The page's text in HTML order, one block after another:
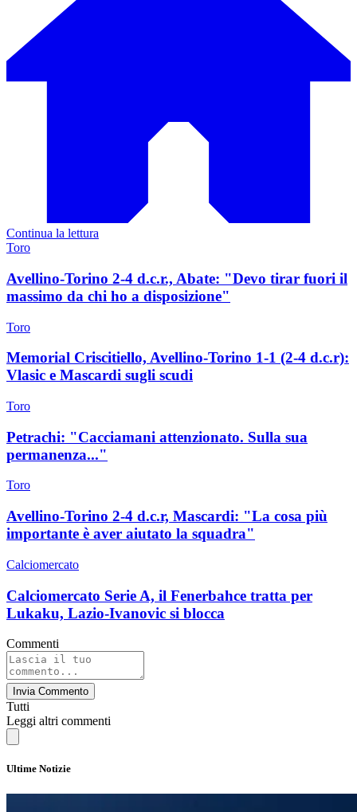
Continua la lettura
Toro
Avellino-Torino 2-4 d.c.r., Abate: "Devo tirar fuori il
massimo da chi ho a disposizione"
Toro
Memorial Criscitiello, Avellino-Torino 1-1 (2-4 d.c.r):
Vlasic e Mascardi sugli scudi
Toro
Petrachi: "Cacciamani attenzionato. Sulla sua
permanenza..."
Toro
Avellino-Torino 2-4 d.c.r, Mascardi: "La cosa più
importante è aver aiutato la squadra"
Calciomercato
Calciomercato Serie A, il Fenerbahce tratta per
Lukaku, Lazio-Ivanovic si blocca
Commenti
Invia Commento
Tutti
Leggi altri commenti
Ultime Notizie